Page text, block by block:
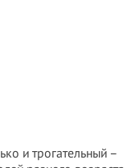
и трогательный –